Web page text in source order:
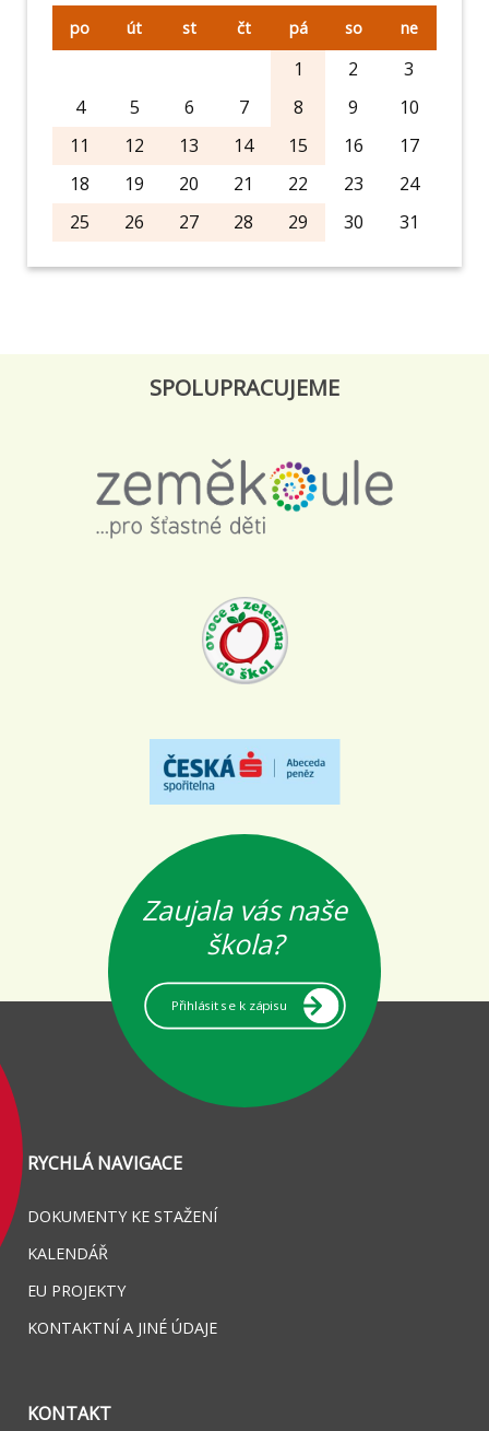
po út st čt pá so ne
1 2
3
4
5 6 7 8 9
10
11
12 13 14 15 16
17
18
19 20 21 22 23
24
25
26 27 28 29 30 31
SPOLUPRACUJEME
RYCHLÁ NAVIGACE
DOKUMENTY KE STAŽENÍ
KALENDÁŘ
EU PROJEKTY
KONTAKTNÍ A JINÉ ÚDAJE
KONTAKT
Zaujala vás naše
škola?
Přihlásit se k zápisu